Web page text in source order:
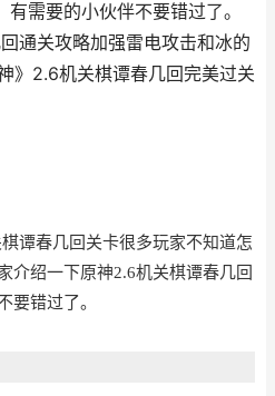
需要的小伙伴不要错过了。
通关攻略加强雷电攻击和冰的
》2.6机关棋谭春几回完美过关
谭春几回关卡很多玩家不知道怎
介绍一下原神2.6机关棋谭春几回
要错过了。